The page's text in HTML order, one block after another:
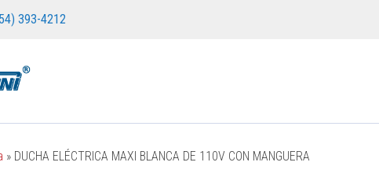
393-4212
» DUCHA ELÉCTRICA MAXI BLANCA DE 110V CON MANGUERA